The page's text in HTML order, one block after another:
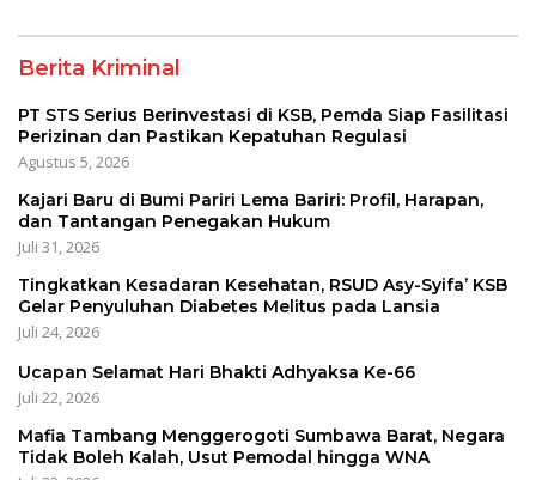
Berita Kriminal
PT STS Serius Berinvestasi di KSB, Pemda Siap Fasilitasi
Perizinan dan Pastikan Kepatuhan Regulasi
Agustus 5, 2026
Kajari Baru di Bumi Pariri Lema Bariri: Profil, Harapan,
dan Tantangan Penegakan Hukum
Juli 31, 2026
Tingkatkan Kesadaran Kesehatan, RSUD Asy-Syifa’ KSB
Gelar Penyuluhan Diabetes Melitus pada Lansia
Juli 24, 2026
Ucapan Selamat Hari Bhakti Adhyaksa Ke-66
Juli 22, 2026
Mafia Tambang Menggerogoti Sumbawa Barat, Negara
Tidak Boleh Kalah, Usut Pemodal hingga WNA